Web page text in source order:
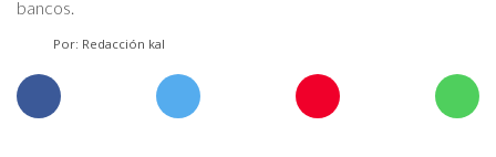
bancos.
Por: Redacción kal